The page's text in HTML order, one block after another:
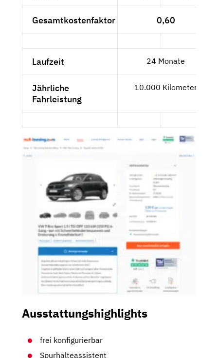
Gesamtkostenfaktor 0,60
Laufzeit 24 Monate
Jährliche
Fahrleistung
10.000 Kilometer
Ausstattungshighlights
frei konfigurierbar
Spurhalteassistent